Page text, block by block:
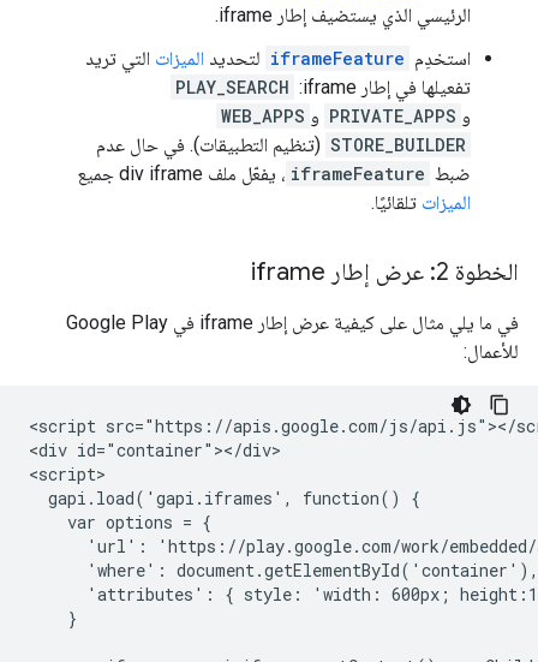
الرئيسي الذي يستضيف إطار iframe.
استخدِم iframeFeature لتحديد الميزات التي تريد
تفعيلها في إطار iframe:
PLAY_SEARCH
و PRIVATE_APPS و WEB_APPS
STORE_BUILDER (تنظيم التطبيقات). في حال عدم
ضبط iframeFeature ، يفعّل ملف div iframe جميع
الميزات تلقائيًا.
الخطوة 2: عرض إطار iframe
في ما يلي مثال على كيفية عرض إطار iframe في Google Play
للأعمال:
<script src="https://apis.google.com/js/api.js"></
<div id="container"></div>
<script>
  gapi.load('gapi.iframes', function() {
    var options = {
'url': 'https://play.google.com/work/
      'where': document.getElementById('container'),
'attributes': { style: 'width: 600px;
    }